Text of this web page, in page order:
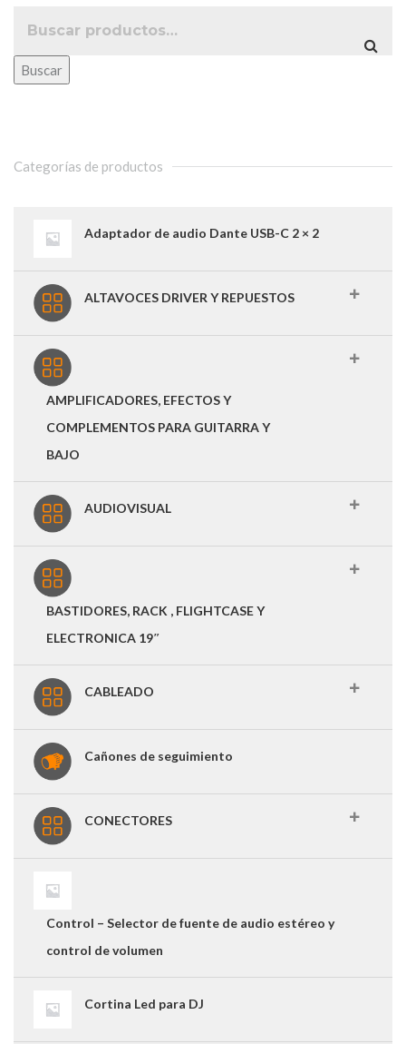
Buscar
Categorías de productos
Adaptador de audio Dante USB-C 2 × 2
ALTAVOCES DRIVER Y REPUESTOS
AMPLIFICADORES, EFECTOS Y
COMPLEMENTOS PARA GUITARRA Y
BAJO
AUDIOVISUAL
BASTIDORES, RACK , FLIGHTCASE Y
ELECTRONICA 19″
CABLEADO
Cañones de seguimiento
CONECTORES
Control – Selector de fuente de audio estéreo y
control de volumen
Cortina Led para DJ